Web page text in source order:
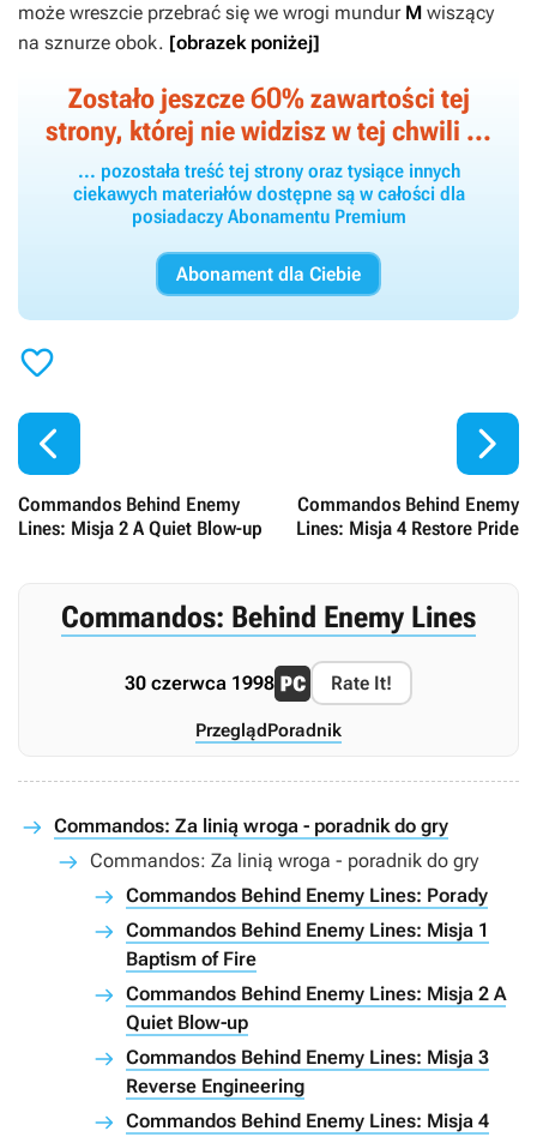
może wreszcie przebrać się we wrogi mundur M wiszący
na sznurze obok. [obrazek poniżej]
Zostało jeszcze60% zawartości tej
strony, której nie widzisz w tej chwili ...
... pozostała treść tej strony oraz tysiące innych
ciekawych materiałów dostępne są w całości dla
posiadaczy Abonamentu Premium
Abonament dla Ciebie


Commandos Behind Enemy
Lines: Misja 2 A Quiet Blow-up
Commandos Behind Enemy
Lines: Misja 4 Restore Pride

Commandos: Behind Enemy Lines
30 czerwca 1998 Rate It!
PrzeglądPoradnik
Commandos: Za linią wroga - poradnik do gry
Commandos: Za linią wroga - poradnik do gry
Commandos Behind Enemy Lines: Porady
Commandos Behind Enemy Lines: Misja 1
Baptism of Fire
Commandos Behind Enemy Lines: Misja 2 A
Quiet Blow-up
Commandos Behind Enemy Lines: Misja 3
Reverse Engineering
Commandos Behind Enemy Lines: Misja 4